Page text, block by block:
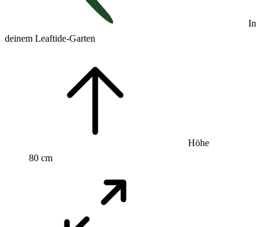
In
deinem Leaftide-Garten
Höhe
80 cm